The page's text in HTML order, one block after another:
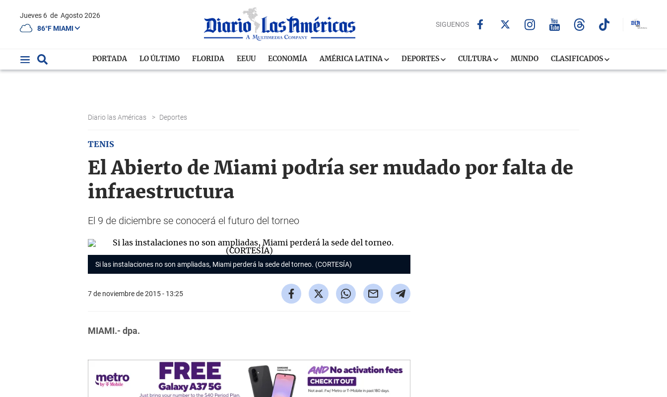
Jueves 6 de Agosto 2026
86°F MIAMI
SIGUENOS
PORTADA LO ÚLTIMO FLORIDA EEUU ECONOMÍA AMÉRICA LATINA DEPORTES CULTURA MUNDO CLASIFICADOS
Diario las Américas > Deportes
TENIS
El Abierto de Miami podría ser mudado por falta de
infraestructura
El 9 de diciembre se conocerá el futuro del torneo
Si las instalaciones no son ampliadas, Miami perderá la sede del torneo. (CORTESÍA)
7 de noviembre de 2015 - 13:25
MIAMI.- dpa.